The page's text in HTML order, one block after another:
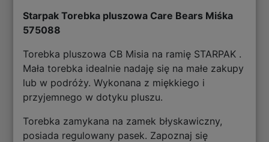
Starpak Torebka pluszowa Care Bears Miśka
575088
Torebka pluszowa CB Misia na ramię STARPAK .
Mała torebka idealnie nadaję się na małe zakupy
lub w podróży. Wykonana z miękkiego i
przyjemnego w dotyku pluszu.
Torebka zamykana na zamek błyskawiczny,
posiada regulowany pasek. Zapoznaj się